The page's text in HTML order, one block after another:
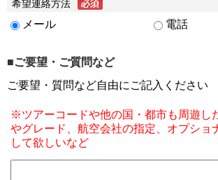
希望連絡方法
メール 電話
■ご要望・ご質問など
ご要望・質問など自由にご記入ください
※ツアーコードや他の国・都市も周遊し
やグレード、航空会社の指定、オプショ
して欲しいなど